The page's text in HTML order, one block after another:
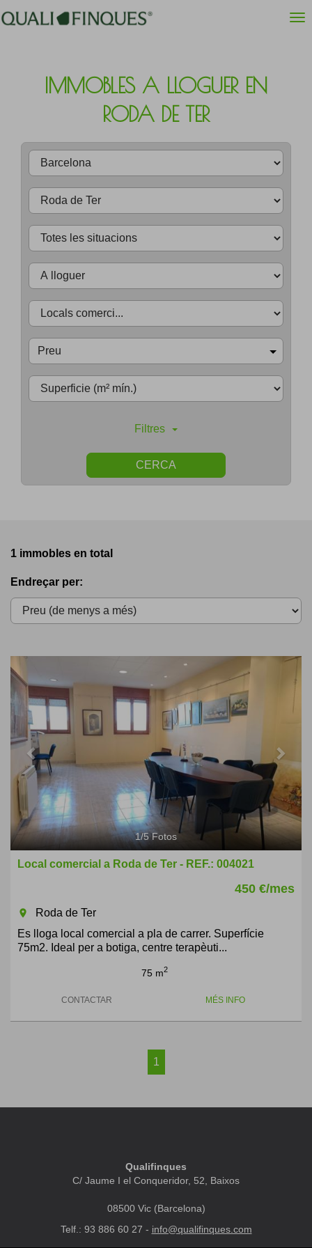
IMMOBLES A LLOGUER EN
RODA DE TER
Preu
Filtres
CERCA
1 immobles en total
Endreçar per:
Next
1/5Fotos
Local comercial a Roda de Ter - REF.: 004021
450 €/mes
room
Roda de Ter
Es lloga local comercial a pla de carrer. Superfície
75m2. Ideal per a botiga, centre terapèuti...
75 m2
CONTACTAR MÉS INFO
1
Qualifinques
C/ Jaume I el Conqueridor, 52, Baixos
08500 Vic (Barcelona)
Telf.: 93 886 60 27 - info@qualifinques.com